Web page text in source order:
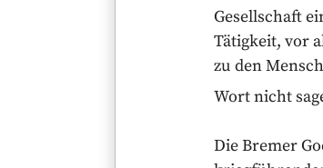
Gesellschaft
Tätigkeit, vor
zu den
Wort nicht
Die Bremer